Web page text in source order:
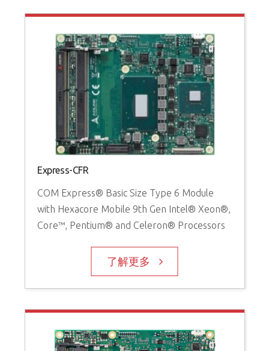
Express-CFR
COM Express® Basic Size Type 6 Module
with Hexacore Mobile 9th Gen Intel® Xeon®,
Core™, Pentium® and Celeron® Processors
了解更多